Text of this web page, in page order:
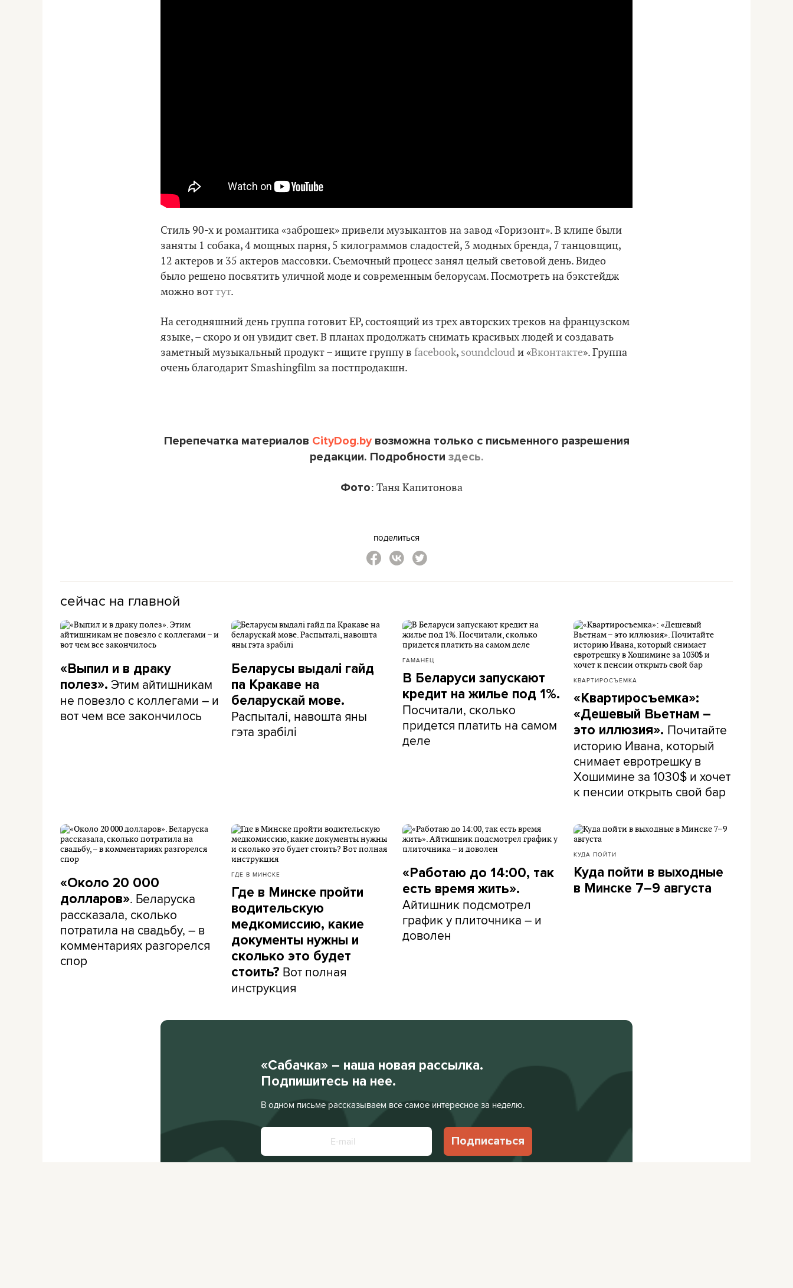
Стиль 90-х и романтика «заброшек» привели музыкантов на завод «Горизонт». В клипе были
заняты 1 собака, 4 мощных парня, 5 килограммов сладостей, 3 модных бренда, 7 танцовщиц,
12 актеров и 35 актеров массовки. Съемочный процесс занял целый световой день. Видео
было решено посвятить уличной моде и современным белорусам. Посмотреть на бэкстейдж
можно воттут.
На сегодняшний день группа готовит EP, состоящий из трех авторских треков на французском
языке, – скоро и он увидит свет. В планах продолжать снимать красивых людей и создавать
заметный музыкальный продукт – ищите группу в facebook, soundcloudи «Вконтакте». Группа
очень благодарит Smashingfilm за постпродакшн.
Перепечатка материалов CityDog.byвозможна только с письменного разрешения
редакции. Подробности здесь.
Фото: Таня Капитонова
поделиться
сейчас на главной
«Выпил и в драку
полез». Этим айтишникам
не повезло с коллегами – и
вот чем все закончилось
Беларусы выдалі гайд
па Кракаве на
беларускай мове.
Распыталі, навошта яны
гэта зрабілі
ГАМАНЕЦ
В Беларуси запускают
кредит на жилье под 1%.
Посчитали, сколько
придется платить на самом
деле
КВАРТИРОСЪЕМКА
«Квартиросъемка»:
«Дешевый Вьетнам –
это иллюзия». Почитайте
историю Ивана, который
снимает евротрешку в
Хошимине за 1030$ и хочет
к пенсии открыть свой бар
«Около 20 000
долларов». Беларуска
рассказала, сколько
потратила на свадьбу, – в
комментариях разгорелся
спор
ГДЕ В МИНСКЕ
Где в Минске пройти
водительскую
медкомиссию, какие
документы нужны и
сколько это будет
стоить? Вот полная
инструкция
«Работаю до 14:00, так
есть время жить».
Айтишник подсмотрел
график у плиточника – и
доволен
КУДА ПОЙТИ
Куда пойти в выходные
в Минске 7–9 августа
«Сабачка» – наша новая рассылка.
Подпишитесь на нее.
В одном письме рассказываем все самое интересное за неделю.
Подписаться